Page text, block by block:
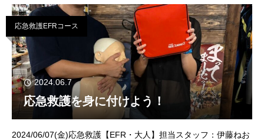
応急救護EFRコース
2024.06.7
応急救護を身に付けよう！
2024/06/07(金)応急救護【EFR・大人】担当スタッフ：伊藤ねお